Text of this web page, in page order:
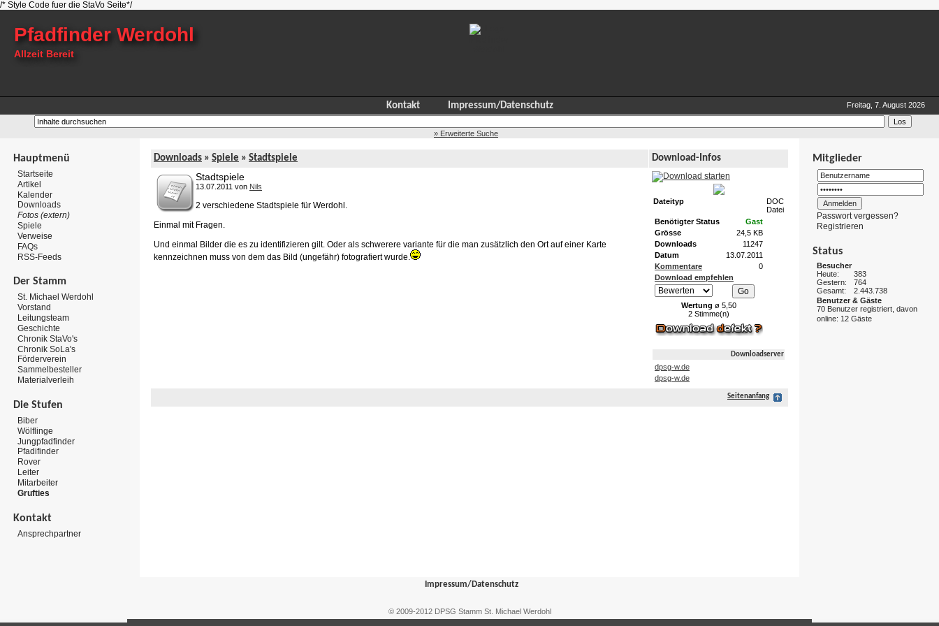
/* Style Code fuer die StaVo Seite*/
Pfadfinder Werdohl
Allzeit Bereit
Kontakt Impressum/Datenschutz
» Erweiterte Suche
Freitag, 7. August 2026
Hauptmenü
Startseite
Artikel
Kalender
Downloads
Fotos (extern)
Spiele
Verweise
FAQs
RSS-Feeds
Der Stamm
St. Michael Werdohl
Vorstand
Leitungsteam
Geschichte
Chronik StaVo's
Chronik SoLa's
Förderverein
Sammelbesteller
Materialverleih
Die Stufen
Biber
Wölflinge
Jungpfadfinder
Pfadifinder
Rover
Leiter
Mitarbeiter
Grufties
Kontakt
Ansprechpartner
Downloads » Spiele » Stadtspiele Download-Infos
Stadtspiele
13.07.2011 von Nils
2 verschiedene Stadtspiele für Werdohl.
Einmal mit Fragen.
Und einmal Bilder die es zu identifizieren gilt. Oder als schwerere variante für die man zusätzlich den Ort auf einer Karte
kennzeichnen muss von dem das Bild (ungefähr) fotografiert wurde.
Dateityp
DOC
Datei
Benötigter Status
Gast
Grösse
24,5 KB
Downloads
11247
Datum
13.07.2011
Kommentare
0
Download empfehlen
Wertung ø 5,50
2 Stimme(n)
Downloadserver
dpsg-w.de
dpsg-w.de
Seitenanfang
Mitglieder
Passwort vergessen?
Registrieren
Status
Besucher
Heute:
383
Gestern:
764
Gesamt:
2.443.738
Benutzer & Gäste
70 Benutzer registriert, davon
online: 12 Gäste
Impressum/Datenschutz
© 2009-2012 DPSG Stamm St. Michael Werdohl